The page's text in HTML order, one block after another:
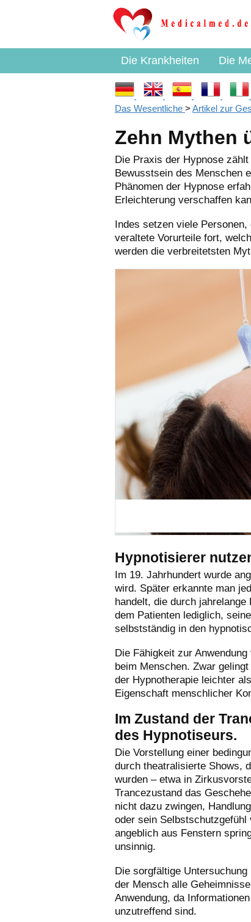
Die Krankheiten Die
Das Wesentliche > Artikel zur
Zehn Mythen
Die Praxis der Hypnose
Bewusstsein des Menschen
Phänomen der Hypnose
Erleichterung verschaffen
Indes setzen viele
veraltete Vorurteile fort,
werden die verbreitetsten
Hypnotisierer
Im 19. Jahrhundert wurde
wird. Später erkannte man
handelt, die durch
dem Patienten lediglich,
selbstständig in den
Die Fähigkeit zur
beim Menschen. Zwar
der Hypnotherapie leichter
Eigenschaft menschlicher
Im Zustand der
des Hypnotiseurs.
Die Vorstellung einer
durch theatralisierte Shows,
wurden – etwa in
Trancezustand das
nicht dazu zwingen,
oder sein
angeblich aus Fenstern
unsinnig.
Die sorgfältige
der Mensch alle
Anwendung, da
unzutreffend sind.